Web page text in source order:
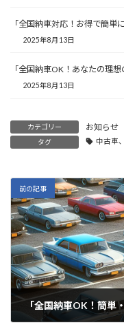
「全国納車対応！お得で簡単
2025年8月13日
「全国納車OK！あなたの理
2025年8月13日
カテゴリー お知らせ
タグ 中古車
前の記事